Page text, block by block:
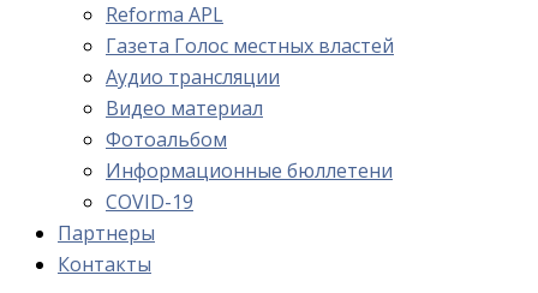
Reforma APL
Газета Голос местных властей
Аудио трансляции
Видео материал
Фотоальбом
Информационные бюллетени
COVID-19
Партнеры
Контакты